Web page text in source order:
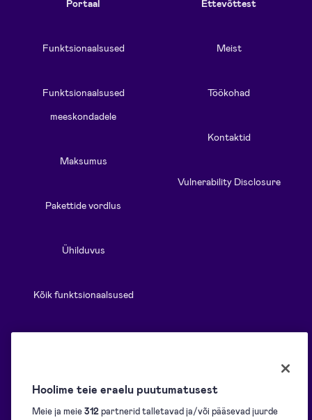
Portaal
Funktsionaalsused
Funktsionaalsused
meeskondadele
Maksumus
Pakettide vordlus
Ühilduvus
Kõik funktsionaalsused
Ettevõttest
Meist
Töökohad
Kontaktid
Vulnerability Disclosure
Blogi Ülevaade
Hoolime teie eraelu puutumatusest
Meie ja meie312partnerid talletavad ja/või pääsevad juurde